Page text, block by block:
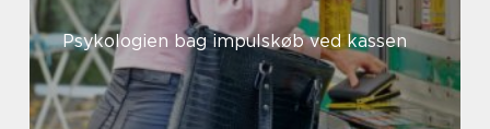
Psykologien bag impulskøb ved kassen